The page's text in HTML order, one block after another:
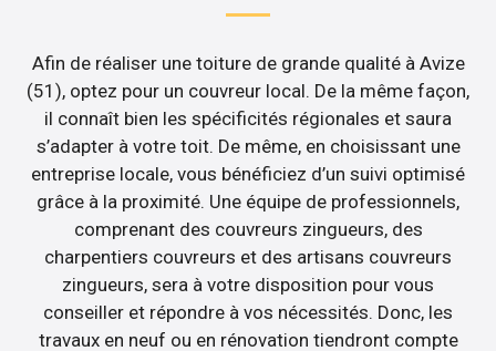
Afin de réaliser une toiture de grande qualité à Avize
(51), optez pour un couvreur local. De la même façon,
il connaît bien les spécificités régionales et saura
s’adapter à votre toit. De même, en choisissant une
entreprise locale, vous bénéficiez d’un suivi optimisé
grâce à la proximité. Une équipe de professionnels,
comprenant des couvreurs zingueurs, des
charpentiers couvreurs et des artisans couvreurs
zingueurs, sera à votre disposition pour vous
conseiller et répondre à vos nécessités. Donc, les
travaux en neuf ou en rénovation tiendront compte